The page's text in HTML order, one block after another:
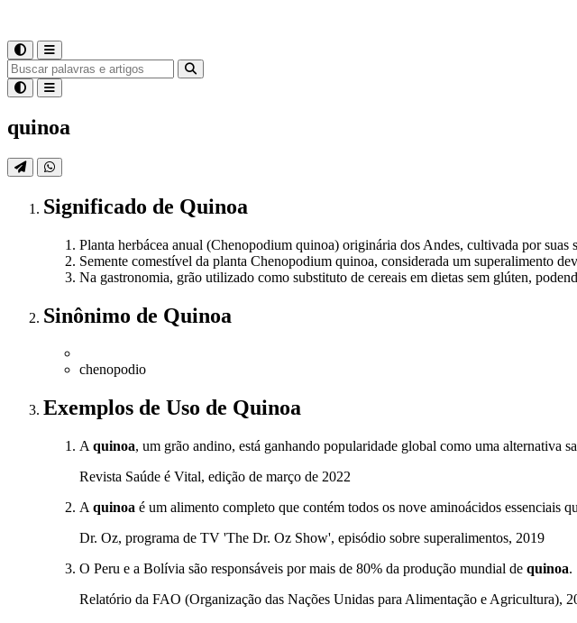
quinoa
Significado de Quinoa
Planta herbácea anual (Chenopodium quinoa) originária dos Andes, cultivada por suas
Semente comestível da planta Chenopodium quinoa, considerada um superalimento
Na gastronomia, grão utilizado como substituto de cereais em dietas sem glúten,
Sinônimo de Quinoa
chenopodio
Exemplos de Uso de Quinoa
A quinoa, um grão andino, está ganhando popularidade global como uma alternativa
Revista Saúde é Vital, edição de março de 2022
A quinoa é um alimento completo que contém todos os nove aminoácidos essenciais
Dr. Oz, programa de TV 'The Dr. Oz Show', episódio sobre superalimentos, 2019
O Peru e a Bolívia são responsáveis por mais de 80% da produção mundial de quinoa.
Relatório da FAO (Organização das Nações Unidas para Alimentação e Agricultura),